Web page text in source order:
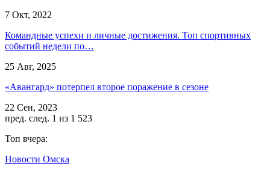
7 Окт, 2022
Командные успехи и личные достижения. Топ спортивных
событий недели по…
25 Авг, 2025
«Авангард» потерпел второе поражение в сезоне
22 Сен, 2023
пред. след. 1 из 1 523
Топ вчера:
Новости Омска